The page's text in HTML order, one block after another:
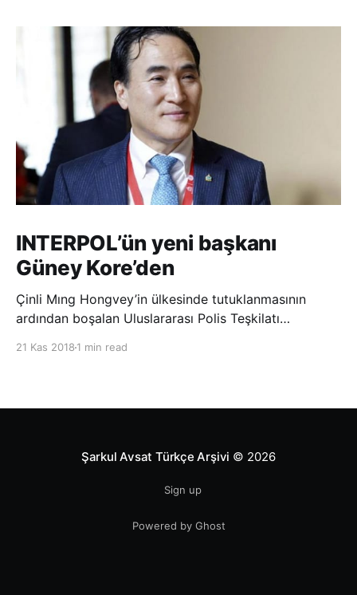
INTERPOL’ün yeni başkanı
Güney Kore’den
Çinli Mıng Hongvey’in ülkesinde tutuklanmasının
ardından boşalan Uluslararası Polis Teşkilatı
21 Kas 2018 1 min read
Şarkul Avsat Türkçe Arşivi © 2026
Sign up
Powered by Ghost